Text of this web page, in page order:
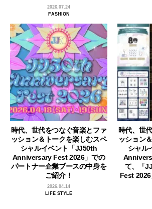
2026.07.24
FASHION
時代、世代をつなぐ音楽とファ
ッション＆トークを楽しむスペ
シャルイベント「JJ50th
Anniversary Fest 2026」での
パートナー企業ブースの中身を
ご紹介！
2026.04.14
LIFE STYLE
時代、世
ッション
シャル
て、「
Fest